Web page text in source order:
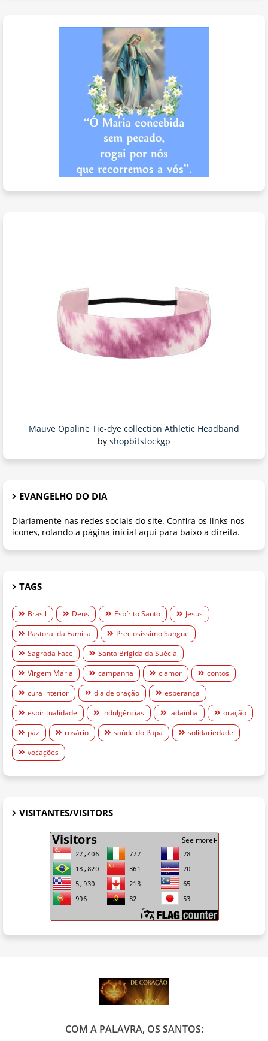
Mauve Opaline Tie-dye collection Athletic Headband
by shopbitstockgp
EVANGELHO DO DIA
Diariamente nas redes sociais do site. Confira os links nos
ícones, rolando a página inicial aqui para baixo a direita.
TAGS
Brasil Deus Espírito Santo
Jesus
Pastoral da Família
Preciosíssimo Sangue
Sagrada Face
Santa Brígida da Suécia
Virgem Maria
campanha clamor
contos
cura interior
dia de oração
esperança
espiritualidade
indulgências ladainha
oração
paz
rosário saúde do Papa
solidariedade
vocações
VISITANTES/VISITORS
COM A PALAVRA, OS SANTOS: